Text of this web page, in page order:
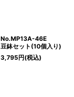
No.MP13A-46E
豆鉢セット(10個入り)
3,795円(税込)